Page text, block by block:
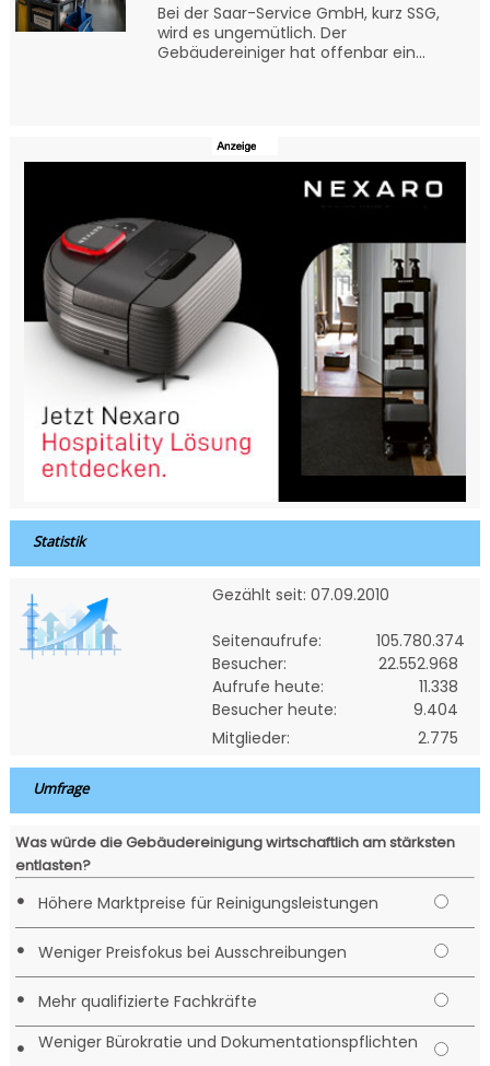
Bei der Saar-Service GmbH, kurz SSG,
wird es ungemütlich. Der
Gebäudereiniger hat offenbar ein...
Statistik
Gezählt seit: 07.09.2010
Seitenaufrufe:
105.780.374
Besucher:
22.552.968
Aufrufe heute:
11.338
Besucher heute:
9.404
Mitglieder:
2.775
Umfrage
Was würde die Gebäudereinigung wirtschaftlich am stärksten
entlasten?
• Höhere Marktpreise für Reinigungsleistungen
• Weniger Preisfokus bei Ausschreibungen
• Mehr qualifizierte Fachkräfte
• Weniger Bürokratie und Dokumentationspflichten